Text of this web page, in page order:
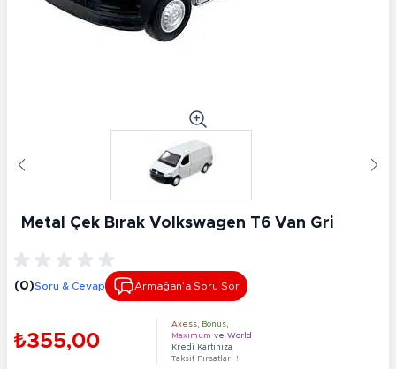
Metal Çek Bırak Volkswagen T6 Van Gri
(0)Soru & Cevap Armağan’a Soru Sor
₺355,00
Axess Bonus
Maximum ve World
Kredi Kartınıza
Taksit Fırsatları !